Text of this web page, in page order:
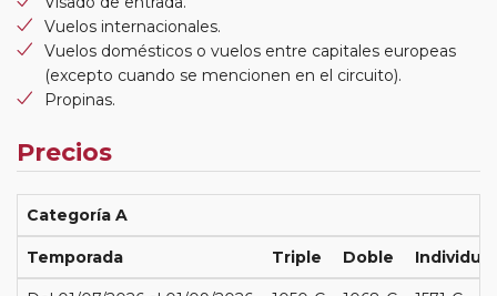
Vuelos internacionales.
Vuelos domésticos o vuelos entre capitales europeas
(excepto cuando se mencionen en el circuito).
Propinas.
Precios
Categoría A
Temporada Triple Doble Individual